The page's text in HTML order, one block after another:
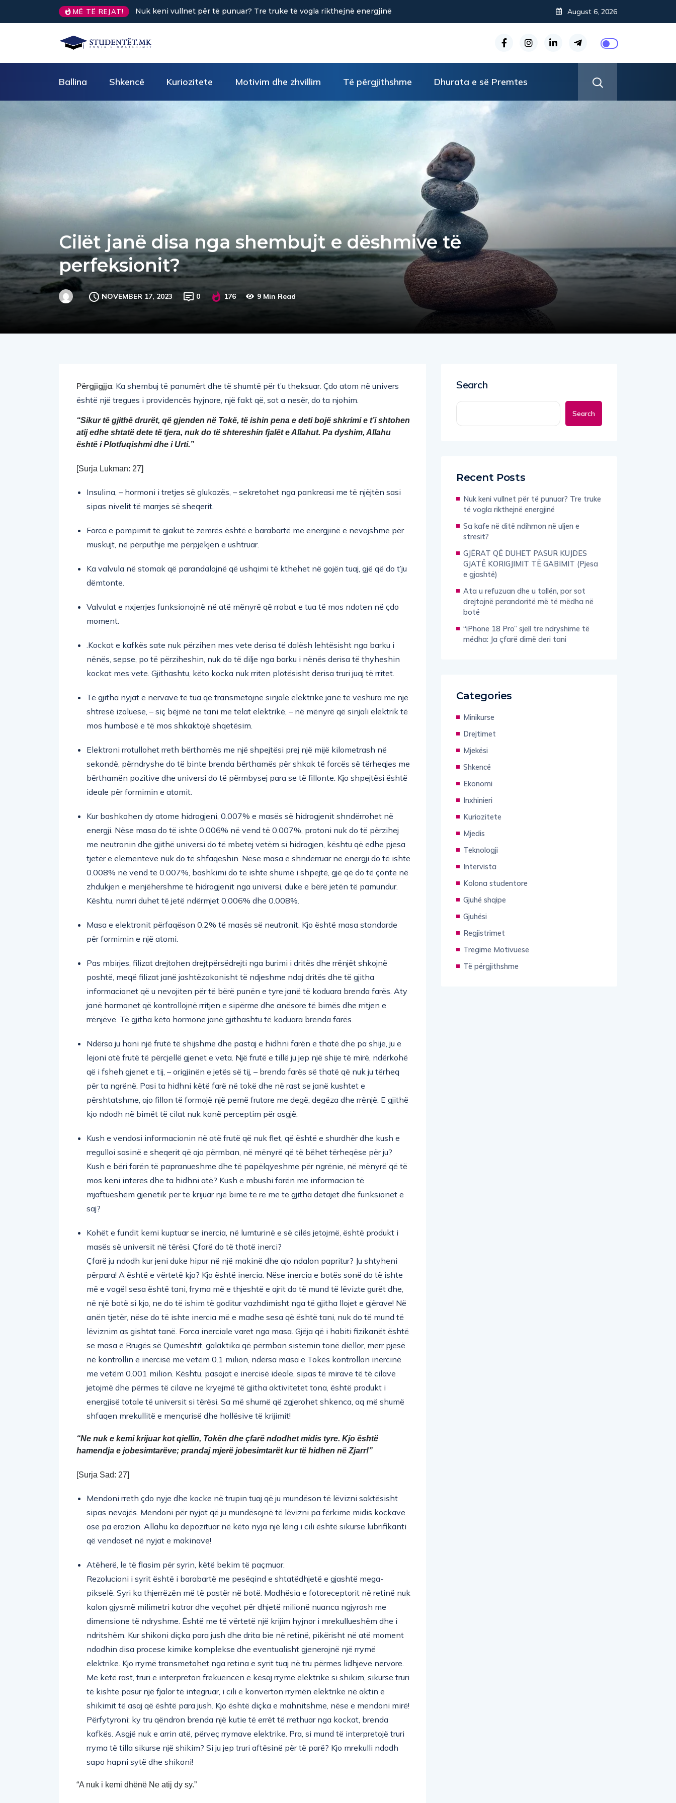
MË TË REJAT! Sa kafe në ditë ndihmon në uljen e stresit? August 6, 2026
Ballina Shkencë Kuriozitete Motivim dhe zhvillim Të përgjithshme Dhurata e së Premtes
Cilët janë disa nga shembujt e dëshmive të
perfeksionit?
NOVEMBER 17, 2023 0 176 9 Min Read
Përgjigjja: Ka shembuj të panumërt dhe të shumtë për t’u theksuar. Çdo atom në univers
është një tregues i providencës hyjnore, një fakt që, sot a nesër, do ta njohim.
“Sikur të gjithë drurët, që gjenden në Tokë, të ishin pena e deti bojë shkrimi e t’i shtohen
atij edhe shtatë dete të tjera, nuk do të shtereshin fjalët e Allahut. Pa dyshim, Allahu
është i Plotfuqishmi dhe i Urti.”
[Surja Lukman: 27]
Insulina, – hormoni i tretjes së glukozës, – sekretohet nga pankreasi me të njëjtën sasi
sipas nivelit të marrjes së sheqerit.
Forca e pompimit të gjakut të zemrës është e barabartë me energjinë e nevojshme për
muskujt, në përputhje me përpjekjen e ushtruar.
Ka valvula në stomak që parandalojnë që ushqimi të kthehet në gojën tuaj, gjë që do t’ju
dëmtonte.
Valvulat e nxjerrjes funksionojnë në atë mënyrë që rrobat e tua të mos ndoten në çdo
moment.
.Kockat e kafkës sate nuk përzihen mes vete derisa të dalësh lehtësisht nga barku i
nënës, sepse, po të përziheshin, nuk do të dilje nga barku i nënës derisa të thyheshin
kockat mes vete. Gjithashtu, këto kocka nuk rriten plotësisht derisa truri juaj të rritet.
Të gjitha nyjat e nervave të tua që transmetojnë sinjale elektrike janë të veshura me një
shtresë izoluese, – siç bëjmë ne tani me telat elektrikë, – në mënyrë që sinjali elektrik të
mos humbasë e të mos shkaktojë shqetësim.
Elektroni rrotullohet rreth bërthamës me një shpejtësi prej një mijë kilometrash në
sekondë, përndryshe do të binte brenda bërthamës për shkak të forcës së tërheqjes me
bërthamën pozitive dhe universi do të përmbysej para se të fillonte. Kjo shpejtësi është
ideale për formimin e atomit.
Kur bashkohen dy atome hidrogjeni, 0.007% e masës së hidrogjenit shndërrohet në
energji. Nëse masa do të ishte 0.006% në vend të 0.007%, protoni nuk do të përzihej
me neutronin dhe gjithë universi do të mbetej vetëm si hidrogjen, kështu që edhe pjesa
tjetër e elementeve nuk do të shfaqeshin. Nëse masa e shndërruar në energji do të ishte
0.008% në vend të 0.007%, bashkimi do të ishte shumë i shpejtë, gjë që do të çonte në
zhdukjen e menjëhershme të hidrogjenit nga universi, duke e bërë jetën të pamundur.
Kështu, numri duhet të jetë ndërmjet 0.006% dhe 0.008%.
Masa e elektronit përfaqëson 0.2% të masës së neutronit. Kjo është masa standarde
për formimin e një atomi.
Pas mbirjes, filizat drejtohen drejtpërsëdrejti nga burimi i dritës dhe rrënjët shkojnë
poshtë, meqë filizat janë jashtëzakonisht të ndjeshme ndaj dritës dhe të gjitha
informacionet që u nevojiten për të bërë punën e tyre janë të koduara brenda farës. Aty
janë hormonet që kontrollojnë rritjen e sipërme dhe anësore të bimës dhe rritjen e
rrënjëve. Të gjitha këto hormone janë gjithashtu të koduara brenda farës.
Ndërsa ju hani një frutë të shijshme dhe pastaj e hidhni farën e thatë dhe pa shije, ju e
lejoni atë frutë të përcjellë gjenet e veta. Një frutë e tillë ju jep një shije të mirë, ndërkohë
që i fsheh gjenet e tij, – origjinën e jetës së tij, – brenda farës së thatë që nuk ju tërheq
për ta ngrënë. Pasi ta hidhni këtë farë në tokë dhe në rast se janë kushtet e
përshtatshme, ajo fillon të formojë një pemë frutore me degë, degëza dhe rrënjë. E gjithë
kjo ndodh në bimët të cilat nuk kanë perceptim për asgjë.
Kush e vendosi informacionin në atë frutë që nuk flet, që është e shurdhër dhe kush e
rregulloi sasinë e sheqerit që ajo përmban, në mënyrë që të bëhet tërheqëse për ju?
Kush e bëri farën të papranueshme dhe të papëlqyeshme për ngrënie, në mënyrë që të
mos keni interes dhe ta hidhni atë? Kush e mbushi farën me informacion të
mjaftueshëm gjenetik për të krijuar një bimë të re me të gjitha detajet dhe funksionet e
saj?
Kohët e fundit kemi kuptuar se inercia, në lumturinë e së cilës jetojmë, është produkt i
masës së universit në tërësi. Çfarë do të thotë inerci?
Çfarë ju ndodh kur jeni duke hipur në një makinë dhe ajo ndalon papritur? Ju shtyheni
përpara! A është e vërtetë kjo? Kjo është inercia. Nëse inercia e botës sonë do të ishte
më e vogël sesa është tani, fryma më e thjeshtë e ajrit do të mund të lëvizte gurët dhe,
në një botë si kjo, ne do të ishim të goditur vazhdimisht nga të gjitha llojet e gjërave! Në
anën tjetër, nëse do të ishte inercia më e madhe sesa që është tani, nuk do të mund të
lëviznim as gishtat tanë. Forca inerciale varet nga masa. Gjëja që i habiti fizikanët është
se masa e Rrugës së Qumështit, galaktika që përmban sistemin tonë diellor, merr pjesë
në kontrollin e inercisë me vetëm 0.1 milion, ndërsa masa e Tokës kontrollon inercinë
me vetëm 0.001 milion. Kështu, pasojat e inercisë ideale, sipas të mirave të të cilave
jetojmë dhe përmes të cilave ne kryejmë të gjitha aktivitetet tona, është produkt i
energjisë totale të universit si tërësi. Sa më shumë që zgjerohet shkenca, aq më shumë
shfaqen mrekullitë e mençurisë dhe hollësive të krijimit!
“Ne nuk e kemi krijuar kot qiellin, Tokën dhe çfarë ndodhet midis tyre. Kjo është
hamendja e jobesimtarëve; prandaj mjerë jobesimtarët kur të hidhen në Zjarr!”
[Surja Sad: 27]
Mendoni rreth çdo nyje dhe kocke në trupin tuaj që ju mundëson të lëvizni saktësisht
sipas nevojës. Mendoni për nyjat që ju mundësojnë të lëvizni pa fërkime midis kockave
ose pa erozion. Allahu ka depozituar në këto nyja një lëng i cili është sikurse lubrifikanti
që vendoset në nyjat e makinave!
Atëherë, le të flasim për syrin, këtë bekim të paçmuar.
Rezolucioni i syrit është i barabartë me pesëqind e shtatëdhjetë e gjashtë mega-
pikselë. Syri ka thjerrëzën më të pastër në botë. Madhësia e fotoreceptorit në retinë nuk
kalon gjysmë milimetri katror dhe veçohet për dhjetë milionë nuanca ngjyrash me
dimensione të ndryshme. Është me të vërtetë një krijim hyjnor i mrekullueshëm dhe i
ndritshëm. Kur shikoni diçka para jush dhe drita bie në retinë, pikërisht në atë moment
ndodhin disa procese kimike komplekse dhe eventualisht gjenerojnë një rrymë
elektrike. Kjo rrymë transmetohet nga retina e syrit tuaj në tru përmes lidhjeve nervore.
Me këtë rast, truri e interpreton frekuencën e kësaj rryme elektrike si shikim, sikurse truri
të kishte pasur një fjalor të integruar, i cili e konverton rrymën elektrike në aktin e
shikimit të asaj që është para jush. Kjo është diçka e mahnitshme, nëse e mendoni mirë!
Përfytyroni: ky tru qëndron brenda një kutie të errët të rrethuar nga kockat, brenda
kafkës. Asgjë nuk e arrin atë, përveç rrymave elektrike. Pra, si mund të interpretojë truri
rryma të tilla sikurse një shikim? Si ju jep truri aftësinë për të parë? Kjo mrekulli ndodh
sapo hapni sytë dhe shikoni!
“A nuk i kemi dhënë Ne atij dy sy.”
Search
Search
Recent Posts
Nuk keni vullnet për të punuar? Tre truke
të vogla rikthejnë energjinë
Sa kafe në ditë ndihmon në uljen e
stresit?
GJËRAT QË DUHET PASUR KUJDES
GJATË KORIGJIMIT TË GABIMIT (Pjesa
e gjashtë)
Ata u refuzuan dhe u tallën, por sot
drejtojnë perandoritë më të mëdha në
botë
“iPhone 18 Pro” sjell tre ndryshime të
mëdha: Ja çfarë dimë deri tani
Categories
Minikurse
Drejtimet
Mjekësi
Shkencë
Ekonomi
Inxhinieri
Kuriozitete
Mjedis
Teknologji
Intervista
Kolona studentore
Gjuhë shqipe
Gjuhësi
Regjistrimet
Tregime Motivuese
Të përgjithshme